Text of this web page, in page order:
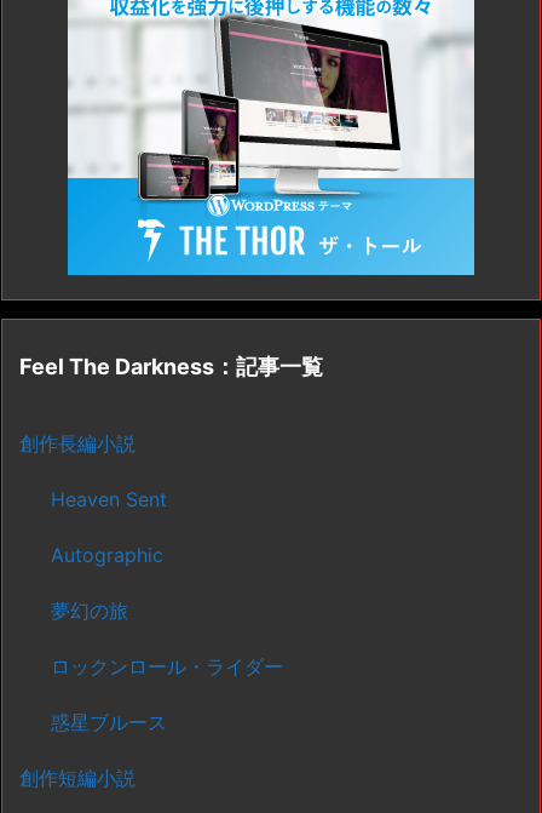
Feel The Darkness：記事一覧
創作長編小説
Heaven Sent
Autographic
夢幻の旅
ロックンロール・ライダー
惑星ブルース
創作短編小説